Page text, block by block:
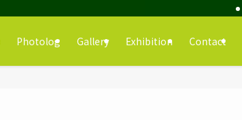
Photolog Gallery Exhibition Contact